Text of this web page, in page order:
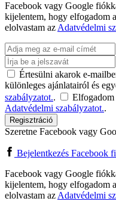
Facebook vagy Google
kijelentem, hogy elfogadom a
elolvastam azAdatvédelmi
Értesülni akarok e-
különleges ajánlatairól és
szabályzatot.. Elfogadom
Adatvédelmi szabályzatot..
Regisztráció
Szeretne Facebook vagy
Bejelentkezés Facebook
Facebook vagy Google
kijelentem, hogy elfogadom a
elolvastam azAdatvédelmi